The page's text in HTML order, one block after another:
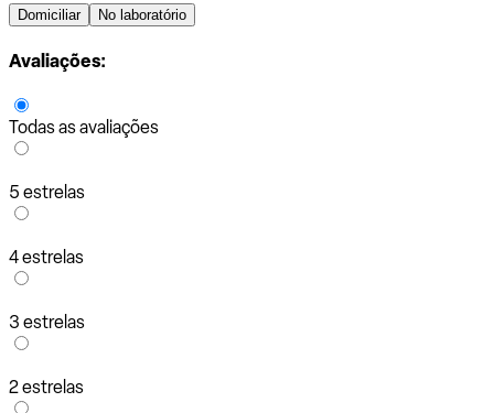
Domiciliar No laboratório
Avaliações:
Todas as avaliações
5 estrelas
4 estrelas
3 estrelas
2 estrelas